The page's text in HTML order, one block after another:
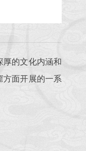
厚的文化内涵和
方面开展的一系